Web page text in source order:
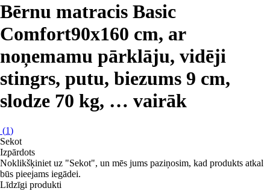
Bērnu matracis Basic
Comfort90x160 cm, ar
noņemamu pārklāju, vidēji
stingrs, putu, biezums 9 cm,
slodze 70 kg, … vairāk
(1)
Sekot
Izpārdots
Noklikšķiniet uz "Sekot", un mēs jums paziņosim, kad produkts atkal
būs pieejams iegādei.
Līdzīgi produkti